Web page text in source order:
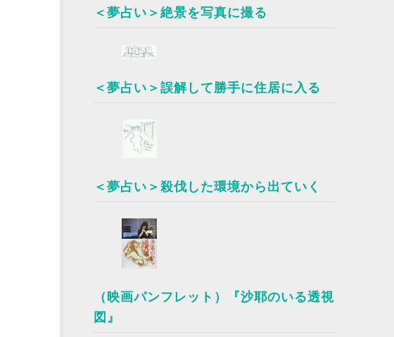
＜夢占い＞絶景を写真に撮る
＜夢占い＞誤解して勝手に住居に入る
＜夢占い＞殺伐した環境から出ていく
（映画パンフレット）『沙耶のいる透視
図』